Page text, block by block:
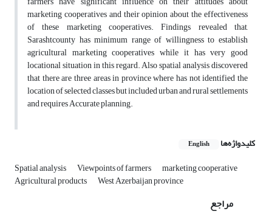
marketing cooperatives and their opinion about the effectiveness
of these marketing cooperatives. Findings revealed that,
Sarashtcounty has minimum range of willingness to establish
agricultural marketing cooperatives while it has very good
locational situation in this regard. Also spatial analysis discovered
that there are three areas in province where has not identified the
location of selected classes but included urban and rural settlements
and requires Accurate planning.
کلیدواژه‌ها English
Spatial analysis Viewpoints of farmers marketing cooperative
Agricultural products West Azerbaijan province
مراجع